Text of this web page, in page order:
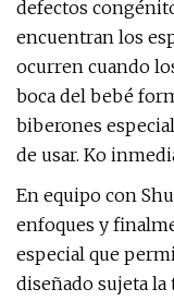
defectos
encuentran los
ocurren cuando
boca del bebé
biberones
de usar. Ko
En equipo con
enfoques y
especial que
diseñado sujeta